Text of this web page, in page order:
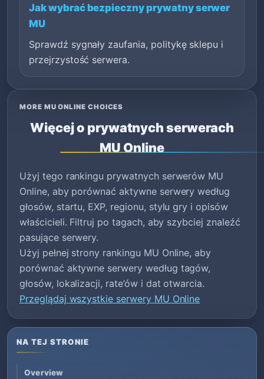
Jak wybrać bezpieczny prywatny serwer
MU
Sprawdź sygnały zaufania, politykę sklepu i
przejrzystość serwera.
MORE MU ONLINE CHOICES
Więcej o prywatnych serwerach
MU Online
Użyj tego rankingu prywatnych serwerów MU
Online, aby porównać aktywne serwery według
głosów, startu, EXP, regionu, stylu gry i opisów
właścicieli. Filtruj po tagach, aby szybciej znaleźć
pasujące serwery.
Użyj pełnej strony rankingu MU Online, aby
porównać aktywne serwery według tagów,
głosów, lokalizacji, rate’ów i dat otwarcia.
Przeglądaj wszystkie serwery MU Online
NA TEJ STRONIE
Overview